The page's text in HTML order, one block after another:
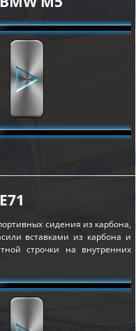
сидения из карбона,
вставками из карбона и
строчки на внутренних